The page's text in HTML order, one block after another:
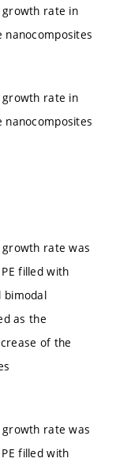
growth rate in
nanocomposites
growth rate in
nanocomposites
rate was
filled with
bimodal
as the
of the
rate was
filled with